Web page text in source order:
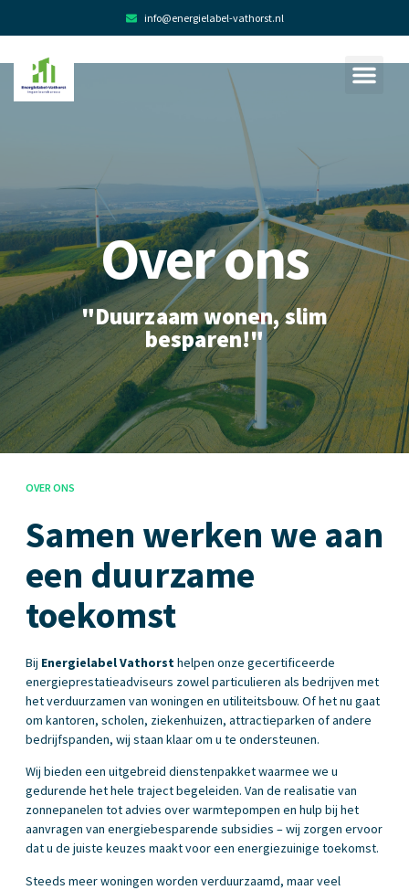
info@energielabel-vathorst.nl
Over ons
"Duurzaam wonen, slim
besparen!"
OVER ONS
Samen werken we aan
een duurzame
toekomst
Bij Energielabel Vathorsthelpen onze gecertificeerde
energieprestatieadviseurs zowel particulieren als bedrijven met
het verduurzamen van woningen en utiliteitsbouw. Of het nu gaat
om kantoren, scholen, ziekenhuizen, attractieparken of andere
bedrijfspanden, wij staan klaar om u te ondersteunen.
Wij bieden een uitgebreid dienstenpakket waarmee we u
gedurende het hele traject begeleiden. Van de realisatie van
zonnepanelen tot advies over warmtepompen en hulp bij het
aanvragen van energiebesparende subsidies – wij zorgen ervoor
dat u de juiste keuzes maakt voor een energiezuinige toekomst.
Steeds meer woningen worden verduurzaamd, maar veel